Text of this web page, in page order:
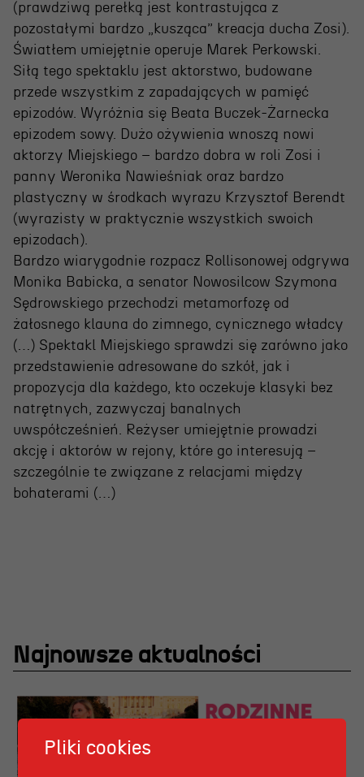
(prawdziwą perełką jest kontrastująca z
pozostałymi bardzo „kusząca” kreacja ducha Zosi).
Światłem umiejętnie operuje Marek Perkowski.
Siłą tego spektaklu jest aktorstwo, budowane
przede wszystkim z zapadających w pamięć
epizodów. Wyróżnia się Beata Buczek-Żarnecka
epizodem sowy. Dużo ożywienia wnoszą nowi
aktorzy Miejskiego – bardzo dobra w roli Zosi i
panny Weronika Nawieśniak oraz bardzo
plastyczny w środkach wyrazu Krzysztof Berendt
(wyrazisty w praktycznie wszystkich swoich
epizodach).
Bardzo wiarygodnie rozpacz Rollisonowej odgrywa
Monika Babicka, a senator Nowosilcow Szymona
Sędrowskiego przechodzi metamorfozę od
żałosnego klauna do zimnego, cynicznego władcy
(…) Spektakl Miejskiego sprawdzi się zarówno jako
przedstawienie adresowane do szkół, jak i
propozycja dla każdego, kto oczekuje klasyki bez
natrętnych, zazwyczaj banalnych
uwspółcześnień. Reżyser umiejętnie prowadzi
akcję i aktorów w rejony, które go interesują –
szczególnie te związane z relacjami między
bohaterami (…)
Najnowsze aktualności
Pliki cookies